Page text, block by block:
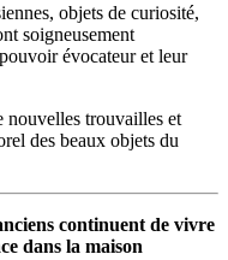
objets de curiosité,
soigneusement
évocateur et leur
nouvelles trouvailles et
des beaux objets du
continuent de vivre
dans la maison